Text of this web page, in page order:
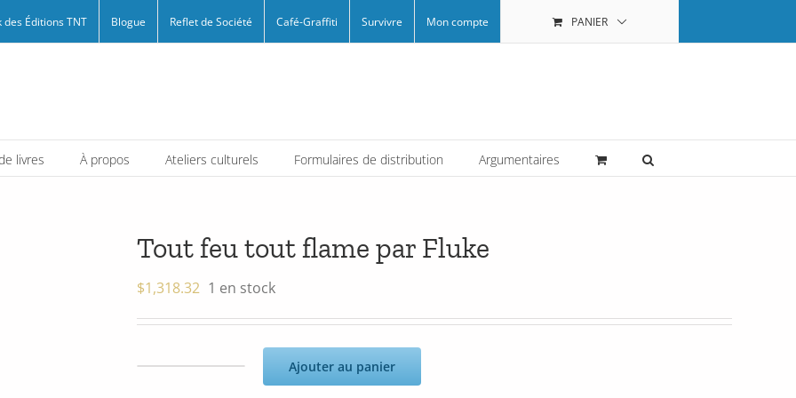
des Éditions TNT Blogue Reflet de Société Café-Graffiti Survivre Mon compte PANIER
livres À propos Ateliers culturels Formulaires de distribution Argumentaires
Tout feu tout flame par Fluke
$1,318.32 1 en stock
Ajouter au panier